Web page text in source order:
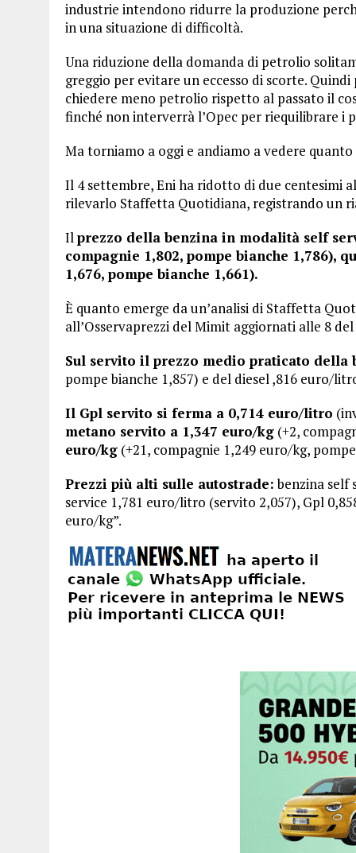
industrie intendono ridurre la produzione
in una situazione di difficoltà.
Una riduzione della domanda di petrolio
greggio per evitare un eccesso di scorte.
chiedere meno petrolio rispetto al passato il
finché non interverrà l’Opec per riequilibrare i
Ma torniamo a oggi e andiamo a vedere
Il 4 settembre, Eni ha ridotto di due centesimi
rilevarlo Staffetta Quotidiana, registrando un
Ilprezzo della benzina in modalità self
compagnie 1,802, pompe bianche 1,786),
1,676, pompe bianche 1,661).
È quanto emerge da un’analisi di Staffetta
all’Osservaprezzi del Mimit aggiornati alle 8
Sul servito il prezzo medio praticato della
pompe bianche 1,857) e del diesel ,816 euro/
Il Gpl servito si ferma a 0,714 euro/litro
metano servito a 1,347 euro/kg (+2,
euro/kg (+21, compagnie 1,249 euro/kg,
Prezzi più alti sulle autostrade:benzina self
service 1,781 euro/litro (servito 2,057), Gpl
euro/kg”.